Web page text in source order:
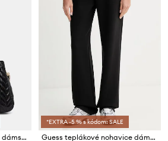
Guess crossbody kabelka dámska z imitácie kože CHERYL
*EXTRA -5 % s kódom: SALE
Guess teplákové nohavice dámske bavlnené HABI